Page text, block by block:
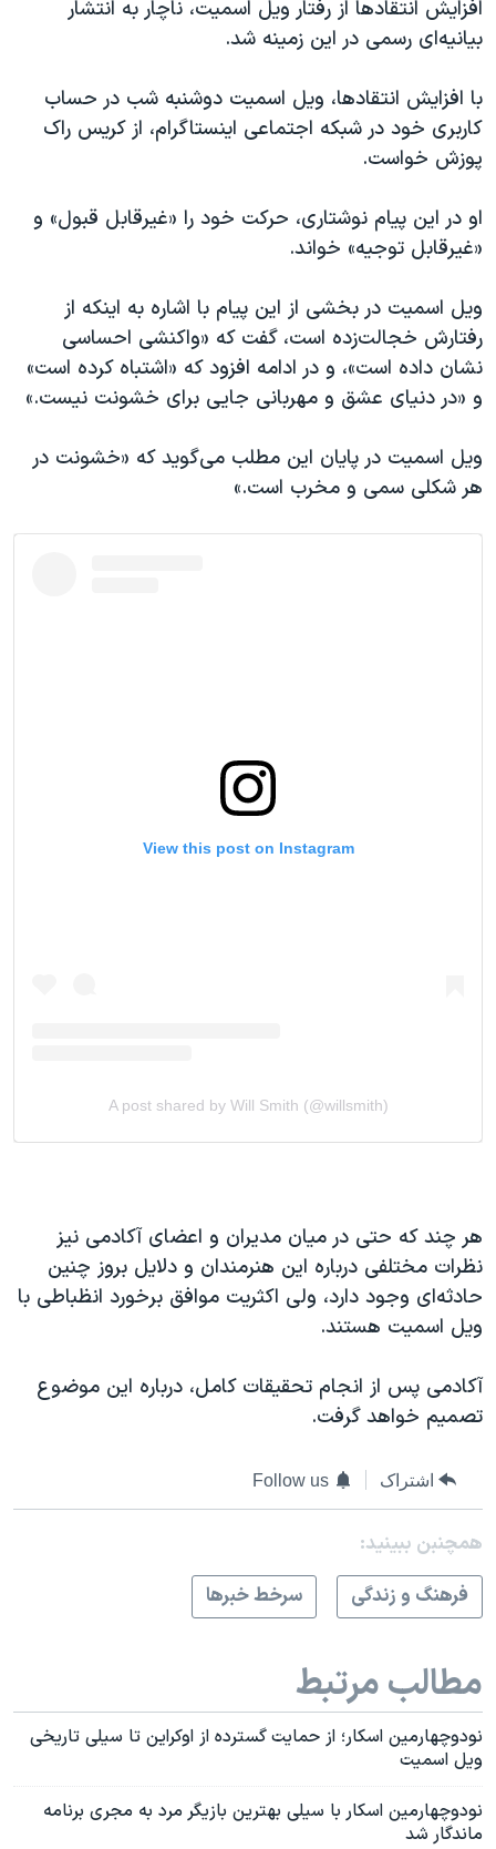
افزایش انتقادها از رفتار ویل اسمیت، ناچار به انتشار
بیانیه‌ای رسمی در این زمینه شد.
با افزایش انتقادها، ویل اسمیت دوشنبه شب در حساب
کاربری خود در شبکه اجتماعی اینستاگرام، از کریس راک
پوزش خواست.
او در این پیام نوشتاری، حرکت خود را «غیرقابل قبول» و
«غیرقابل توجیه» خواند.
ویل اسمیت در بخشی از این پیام با اشاره به اینکه از
رفتارش خجالت‌زده است، گفت که «واکنشی احساسی
نشان داده است»، و در ادامه افزود که «اشتباه کرده است»
و «در دنیای عشق و مهربانی جایی برای خشونت نیست.»
ویل اسمیت در پایان این مطلب می‌گوید که «خشونت در
هر شکلی سمی و مخرب است.»
هر چند که حتی در میان مدیران و اعضای آکادمی نیز
نظرات مختلفی درباره این هنرمندان و دلایل بروز چنین
حادثه‌ای وجود دارد، ولی اکثریت موافق برخورد انظباطی با
ویل اسمیت هستند.
آکادمی پس از انجام تحقیقات کامل، درباره این موضوع
تصمیم خواهد گرفت.
اشتراک Follow us
همچنبن ببینید:
فرهنگ و زندگی
سرخط خبرها
مطالب مرتبط
نودوچهارمین اسکار؛ از حمایت گسترده از اوکراین تا سیلی تاریخی
ویل اسمیت
نودوچهارمین اسکار با سیلی بهترین بازیگر مرد به مجری برنامه
ماندگار شد